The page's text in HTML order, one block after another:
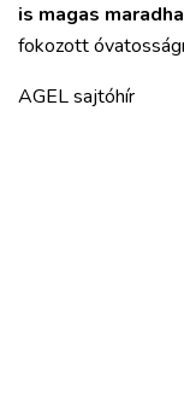
is magas
fokozott
AGEL sajtóhír